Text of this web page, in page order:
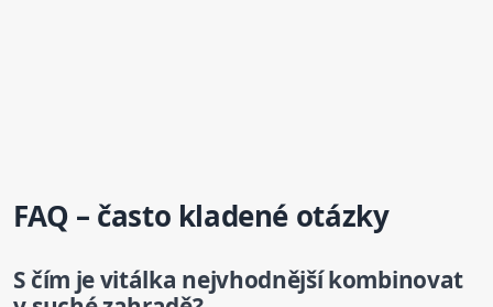
FAQ – často kladené otázky
S čím je vitálka nejvhodnější kombinovat